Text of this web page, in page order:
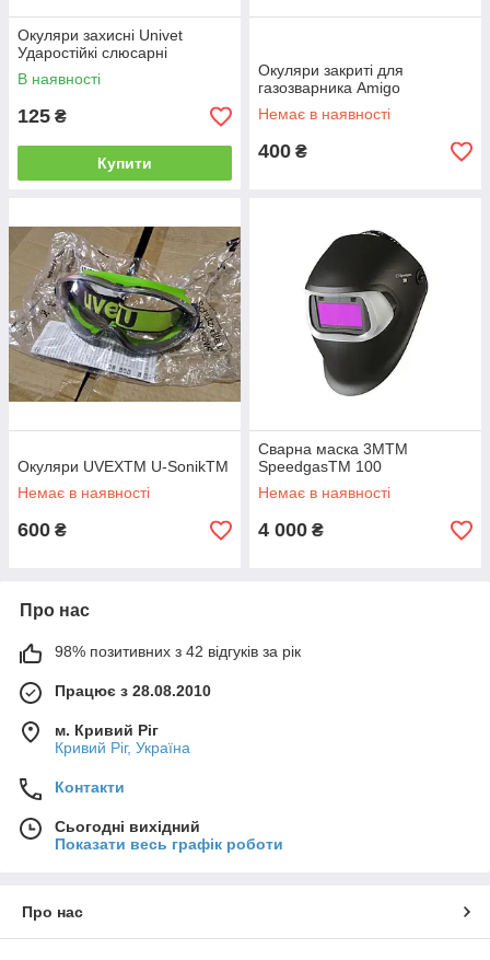
Окуляри захисні Univet
Ударостійкі слюсарні
В наявності
125 ₴
Купити
Окуляри закриті для
газозварника Amigo
Немає в наявності
400 ₴
Окуляри UVEXTM U-SonikTM
Немає в наявності
600 ₴
Сварна маска 3MTM
SpeedgasTM 100
Немає в наявності
4 000 ₴
Про нас
98% позитивних з 42 відгуків за рік
Працює з 28.08.2010
м. Кривий Ріг
Кривий Ріг, Україна
Контакти
Сьогодні вихідний
Показати весь графік роботи
Про нас